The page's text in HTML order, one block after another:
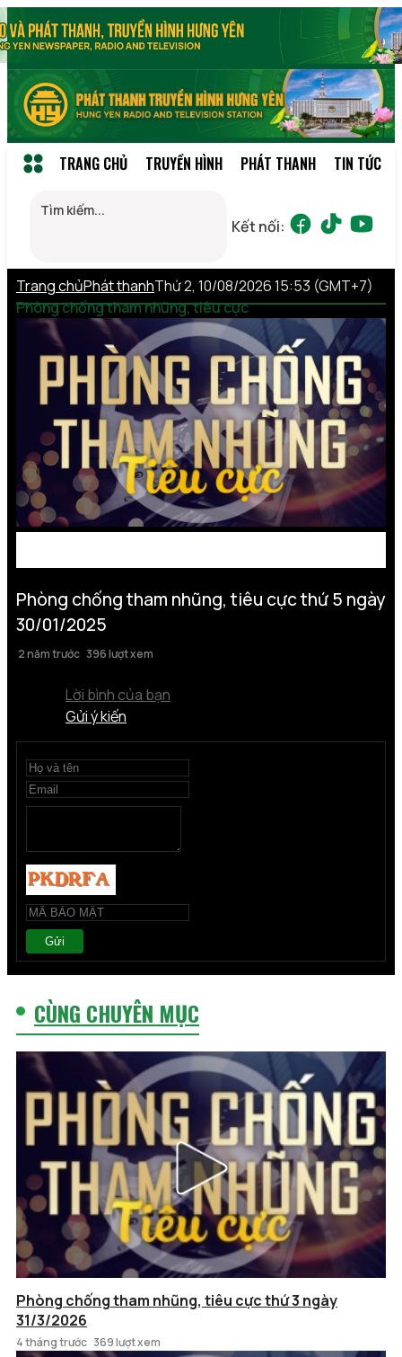
TRANG CHỦ TRUYỀN HÌNH PHÁT THANH TIN TỨC
Kết nối:
Trang chủPhát thanh
Phòng chống tham nhũng, tiêu cực
Thứ 2, 10/08/2026 15:53 (GMT+7)
Phòng chống tham nhũng, tiêu cực thứ 5 ngày
30/01/2025
2 năm trước 396 lượt xem
Lời bình của bạn
Gửi ý kiến
Gửi
CÙNG CHUYÊN MỤC
Phòng chống tham nhũng, tiêu cực thứ 3 ngày
31/3/2026
4 tháng trước 369 lượt xem